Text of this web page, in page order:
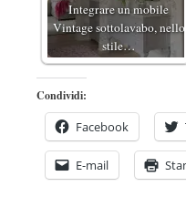
Integrare un mobile
Vintage sottolavabo, nello
stile…
Condividi:
Facebook
E-mail